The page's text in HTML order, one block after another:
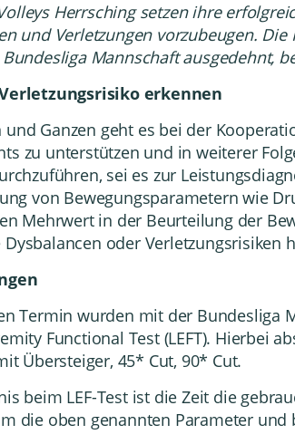
Herrschingsetzen ihre
und Verletzungen vorzubeugen. Die
Mannschaft ausgedehnt,
erkennen
und Ganzen geht es bei der
zu unterstützen und in weiterer
sei es zur
von Bewegungsparametern wie
Mehrwert in der Beurteilung der
oder Verletzungsrisiken
Termin wurden mit der Bundesliga
Functional Test (LEFT). Hierbei
Übersteiger, 45* Cut, 90* Cut.
beim LEF-Test ist die Zeit die
die oben genannten Parameter